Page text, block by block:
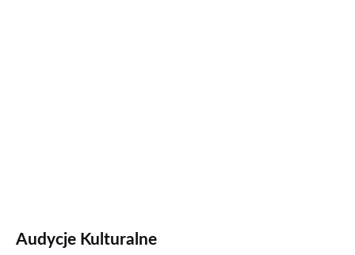
Audycje Kulturalne